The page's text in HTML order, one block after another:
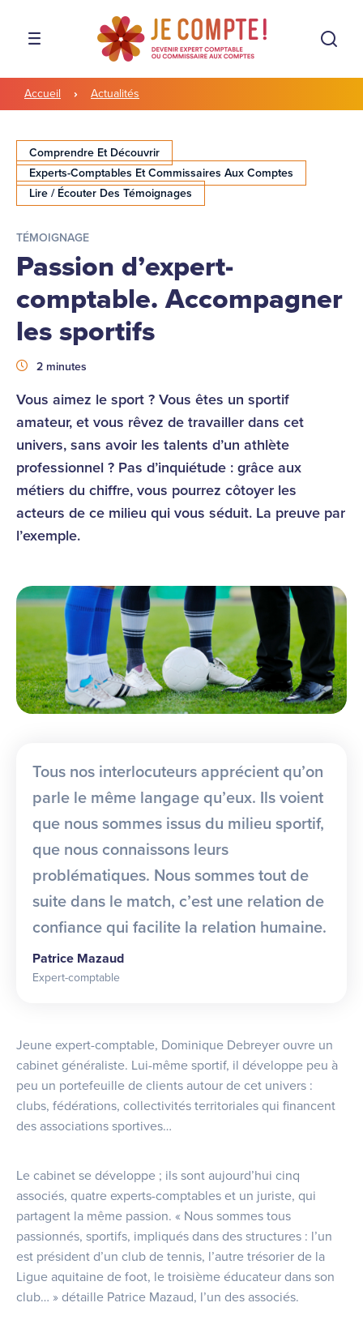
Aller au contenu
Aller à la navigation
MENU
Accueil Actualités
Comprendre Et Découvrir
Experts-Comptables Et Commissaires Aux Comptes
Lire / Écouter Des Témoignages
TÉMOIGNAGE
Passion d’expert-
comptable. Accompagner
les sportifs
Durée
2 minutes
Vous aimez le sport ? Vous êtes un sportif
amateur, et vous rêvez de travailler dans cet
univers, sans avoir les talents d’un athlète
professionnel ? Pas d’inquiétude : grâce aux
métiers du chiffre, vous pourrez côtoyer les
acteurs de ce milieu qui vous séduit. La preuve par
l’exemple.
Tous nos interlocuteurs apprécient qu’on
parle le même langage qu’eux. Ils voient
que nous sommes issus du milieu sportif,
que nous connaissons leurs
problématiques. Nous sommes tout de
suite dans le match, c’est une relation de
confiance qui facilite la relation humaine.
Patrice Mazaud
Expert-comptable
Jeune expert-comptable, Dominique Debreyer ouvre un
cabinet généraliste. Lui-même sportif, il développe peu à
peu un portefeuille de clients autour de cet univers :
clubs, fédérations, collectivités territoriales qui financent
des associations sportives…
Le cabinet se développe ; ils sont aujourd’hui cinq
associés, quatre experts-comptables et un juriste, qui
partagent la même passion. « Nous sommes tous
passionnés, sportifs, impliqués dans des structures : l’un
est président d’un club de tennis, l’autre trésorier de la
Ligue aquitaine de foot, le troisième éducateur dans son
club… » détaille Patrice Mazaud, l’un des associés.